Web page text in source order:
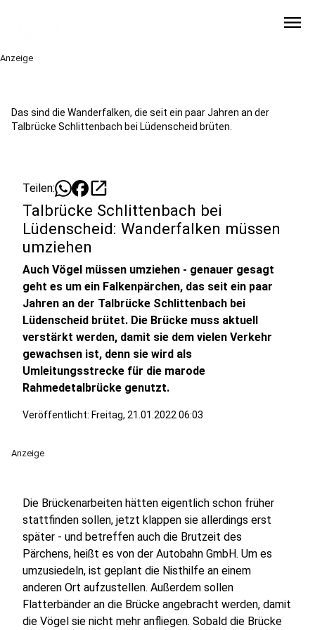
menu
Anzeige
Das sind die Wanderfalken, die seit ein paar Jahren an der
Talbrücke Schlittenbach bei Lüdenscheid brüten.
Teilen: open_in_new
Talbrücke Schlittenbach bei
Lüdenscheid: Wanderfalken müssen
umziehen
Auch Vögel müssen umziehen - genauer gesagt
geht es um ein Falkenpärchen, das seit ein paar
Jahren an der Talbrücke Schlittenbach bei
Lüdenscheid brütet. Die Brücke muss aktuell
verstärkt werden, damit sie dem vielen Verkehr
gewachsen ist, denn sie wird als
Umleitungsstrecke für die marode
Rahmedetalbrücke genutzt.
Veröffentlicht: Freitag, 21.01.2022 06:03
Anzeige
Die Brückenarbeiten hätten eigentlich schon früher
stattfinden sollen, jetzt klappen sie allerdings erst
später - und betreffen auch die Brutzeit des
Pärchens, heißt es von der Autobahn GmbH. Um es
umzusiedeln, ist geplant die Nisthilfe an einem
anderen Ort aufzustellen. Außerdem sollen
Flatterbänder an die Brücke angebracht werden, damit
die Vögel sie nicht mehr anfliegen. Sobald die Brücke